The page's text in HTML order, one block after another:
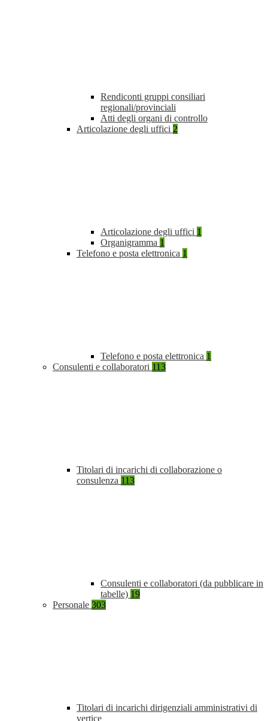
Rendiconti gruppi consiliari
regionali/provinciali
Atti degli organi di controllo
Articolazione degli uffici 2
Articolazione degli uffici 1
Organigramma 1
Telefono e posta elettronica 1
Telefono e posta elettronica 1
Consulenti e collaboratori 113
Titolari di incarichi di collaborazione o
consulenza 113
Consulenti e collaboratori (da pubblicare in
tabelle) 19
Personale 303
Titolari di incarichi dirigenziali amministrativi di
vertice